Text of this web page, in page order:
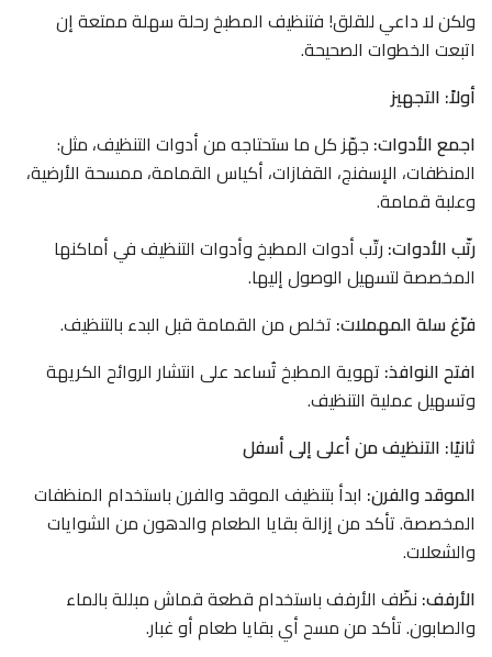
ولكن لا داعي للقلق! فتنظيف المطبخ رحلة سهلة ممتعة إن
اتبعت الخطوات الصحيحة.
أولاً: التجهيز
اجمع الأدوات: جهّز كل ما ستحتاجه من أدوات التنظيف، مثل:
المنظفات، الإسفنج، القفازات، أكياس القمامة، ممسحة الأرضية،
وعلبة قمامة.
رتّب الأدوات: رتّب أدوات المطبخ وأدوات التنظيف في أماكنها
المخصصة لتسهيل الوصول إليها.
فرّغ سلة المهملات: تخلص من القمامة قبل البدء بالتنظيف.
افتح النوافذ: تهوية المطبخ تُساعد على انتشار الروائح الكريهة
وتسهيل عملية التنظيف.
ثانيًا: التنظيف من أعلى إلى أسفل
الموقد والفرن: ابدأ بتنظيف الموقد والفرن باستخدام المنظفات
المخصصة. تأكد من إزالة بقايا الطعام والدهون من الشوايات
والشعلات.
الأرفف: نظّف الأرفف باستخدام قطعة قماش مبللة بالماء
والصابون. تأكد من مسح أي بقايا طعام أو غبار.